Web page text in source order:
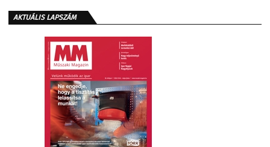
AKTUÁLIS LAPSZÁM